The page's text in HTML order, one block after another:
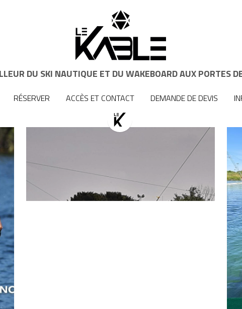
DU SKI NAUTIQUE ET DU WAKEBOARD AUX PORTES
RÉSERVER ACCÈS ET CONTACT DEMANDE DE DEVIS
DU SKI NAUTIQUE ET DU WAKEBOARD AUX PORTES
RÉSERVER ACCÈS ET CONTACT DEMANDE DE DEVIS